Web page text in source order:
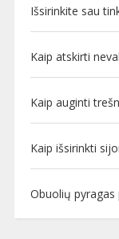
Išsirinkite sau
Kaip atskirti
Kaip auginti
Kaip išsirinkti
Obuolių pyragas